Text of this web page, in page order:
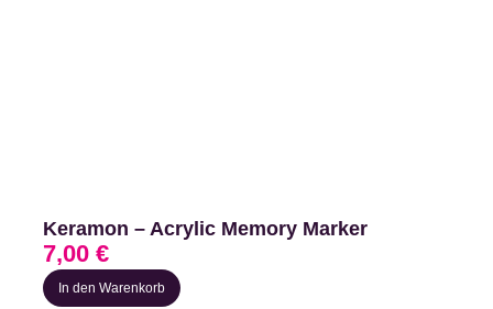
Keramon – Acrylic Memory Marker
In den Warenkorb
7,00 €